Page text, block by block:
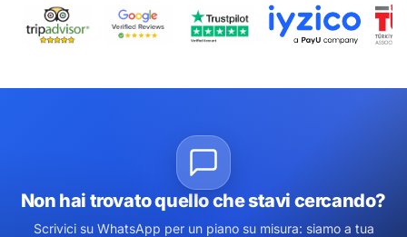
Non hai trovato quello che stavi cercando?
Scrivici su WhatsApp per un piano su misura: siamo a tua